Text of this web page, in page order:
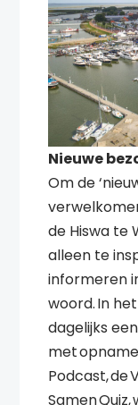
Nieuwe
Om de
de Hiswa te
alleen te
informeren
woord. In
dagelijks
met
Podcast, de
Samen